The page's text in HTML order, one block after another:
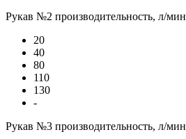
Рукав №2 производительность, л/мин
20
40
80
110
130
-
Рукав №3 производительность, л/мин